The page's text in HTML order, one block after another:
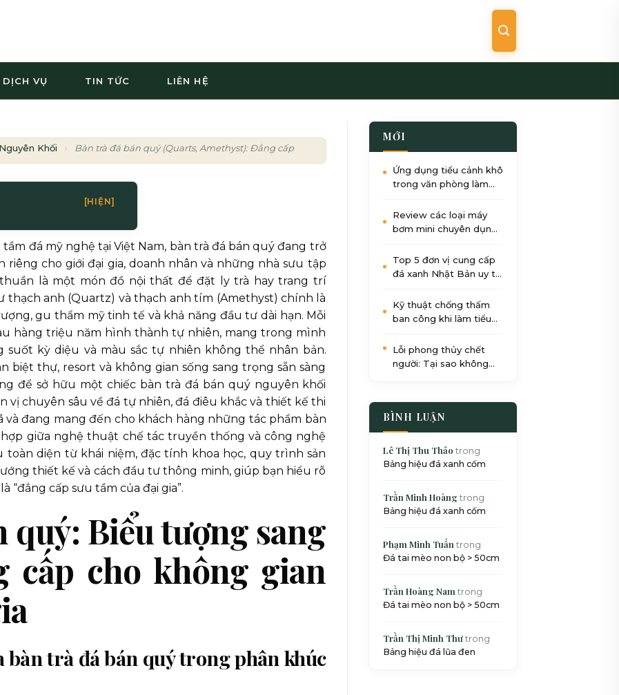
DỊCH VỤ TIN TỨC LIÊN HỆ
Khối Bàn trà đá bán quý (Quarts, Amethyst): Đẳng cấp sưu tầm của đại gia
[HIỆN]
đá mỹ nghệ tại Việt Nam, bàn trà đá bán quý đang trở
cho giới đại gia, doanh nhân và những nhà sưu tập
là một món đồ nội thất để đặt ly trà hay trang trí
thạch anh (Quartz) và thạch anh tím (Amethyst) chính là
gu thẩm mỹ tinh tế và khả năng đầu tư dài hạn. Mỗi
hàng triệu năm hình thành tự nhiên, mang trong mình
kỳ diệu và màu sắc tự nhiên không thể nhân bản.
biệt thự, resort và không gian sống sang trọng sẵn sàng
để sở hữu một chiếc bàn trà đá bán quý nguyên khối
vị chuyên sâu về đá tự nhiên, đá điêu khắc và thiết kế thi
và đang mang đến cho khách hàng những tác phẩm bàn
giữa nghệ thuật chế tác truyền thống và công nghệ
toàn diện từ khái niệm, đặc tính khoa học, quy trình sản
thiết kế và cách đầu tư thông minh, giúp bạn hiểu rõ
“đẳng cấp sưu tầm của đại gia”.
quý: Biểu tượng sang
cấp cho không gian
trà đá bán quý trong phân khúc
MỚI
Ứng dụng tiểu cảnh khô
trong văn phòng làm
năng suất
Review các loại máy
bơm mini chuyên dụng
sân
Top 5 đơn vị cung cấp
đá xanh Nhật Bản uy tín
Kỹ thuật chống thấm
ban công khi làm tiểu
chuẩn SEO
Lỗi phong thủy chết
người: Tại sao không
BÌNH LUẬN
Lê Thị Thu Thảo trong
Bảng hiệu đá xanh cốm
Trần Minh Hoàng trong
Bảng hiệu đá xanh cốm
Phạm Minh Tuấn trong
Đá tai mèo non bộ > 50cm
Trần Hoàng Nam trong
Đá tai mèo non bộ > 50cm
Trần Thị Minh Thưtrong
Bảng hiệu đá lũa đen